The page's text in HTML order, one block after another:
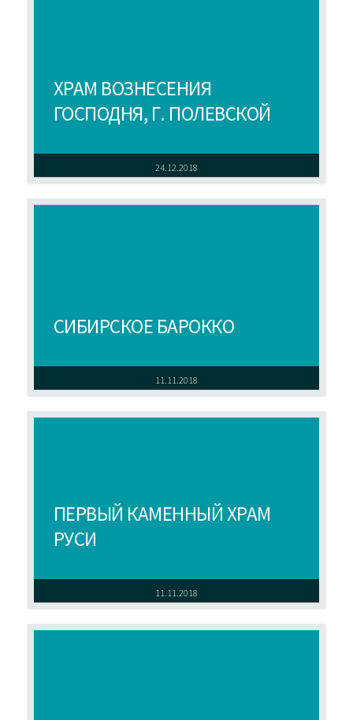
24.12.2018
ХРАМ ВОЗНЕСЕНИЯ
ГОСПОДНЯ, Г. ПОЛЕВСКОЙ
11.11.2018
СИБИРСКОЕ БАРОККО
11.11.2018
ПЕРВЫЙ КАМЕННЫЙ ХРАМ
РУСИ